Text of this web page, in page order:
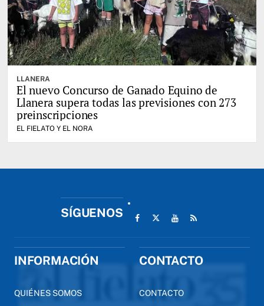
LLANERA
El nuevo Concurso de Ganado Equino de
Llanera supera todas las previsiones con 273
preinscripciones
EL FIELATO Y EL NORA
SÍGUENOS
INFORMACIÓN
QUIÉNES SOMOS
CONTACTO
CONTACTO